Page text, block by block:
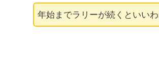
年始までラリーが続くといいわ